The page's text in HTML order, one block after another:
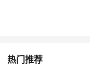
热门推荐